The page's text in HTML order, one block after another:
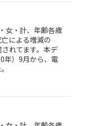
女・計、年齢各歳
による増減の
れてます。本デ
年）9月から、電